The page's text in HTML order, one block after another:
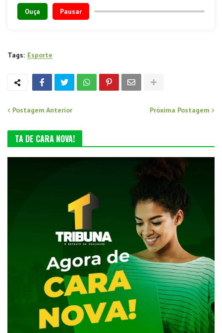
Ouça Pausar
Tags: Esporte
Postagem Anterior Próxima Postagem
TA DE CARA NOVA!